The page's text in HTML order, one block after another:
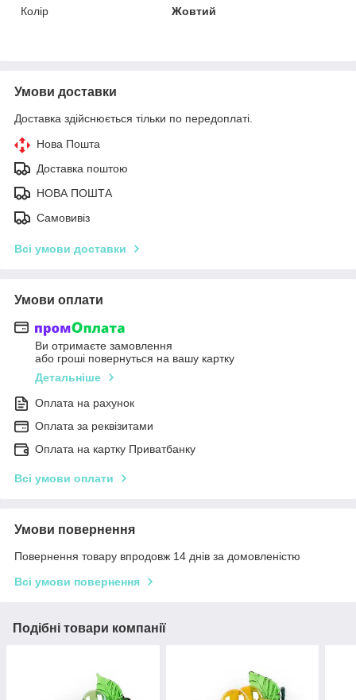
Колір
Жовтий
Умови доставки
Доставка здійснюється тільки по передоплаті.
Нова Пошта
Доставка поштою
НОВА ПОШТА
Самовивіз
Всі умови доставки
Умови оплати
Ви отримаєте замовлення
або гроші повернуться на вашу картку
Детальніше
Оплата на рахунок
Оплата за реквізитами
Оплата на картку Приватбанку
Всі умови оплати
Умови повернення
Повернення товару впродовж 14 днів за домовленістю
Всі умови повернення
Подібні товари компанії